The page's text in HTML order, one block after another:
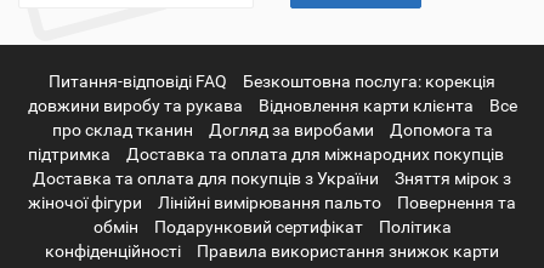
Питання-відповіді FAQ
Безкоштовна послуга: корекція
довжини виробу та рукава
Відновлення карти клієнта
Все
про склад тканин
Догляд за виробами
Допомога та
підтримка
Доставка та оплата для міжнародних покупців
Доставка та оплата для покупців з України
Зняття мірок з
жіночої фігури
Лінійні вимірювання пальто
Повернення та
обмін
Подарунковий сертифікат
Політика
конфіденційності
Правила використання знижок карти